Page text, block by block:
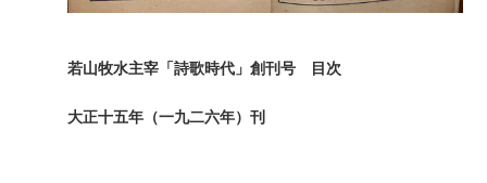
若山牧水主宰「詩歌時代」創刊号 目次
大正十五年（一九二六年）刊